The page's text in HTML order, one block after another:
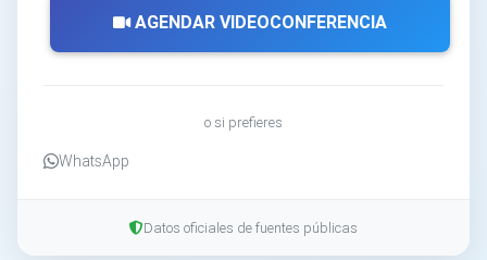
AGENDAR VIDEOCONFERENCIA
o si prefieres
WhatsApp
Datos oficiales de fuentes públicas